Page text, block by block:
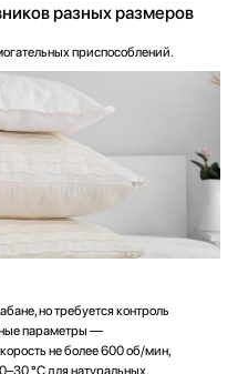
разных размеров
приспособлений.
но требуется контроль
параметры —
не более 600 об/мин,
°C для натуральных.